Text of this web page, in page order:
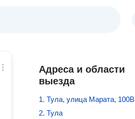
Адреса и области
выезда
1. Тула, улица Марата, 100В
2. Тула